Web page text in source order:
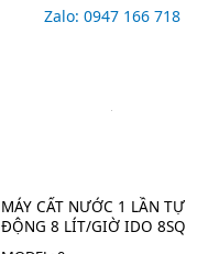
Zalo: 0947 166 718
MÁY CẤT NƯỚC 1 LẦN TỰ
ĐỘNG 8 LÍT/GIỜ IDO 8SQ